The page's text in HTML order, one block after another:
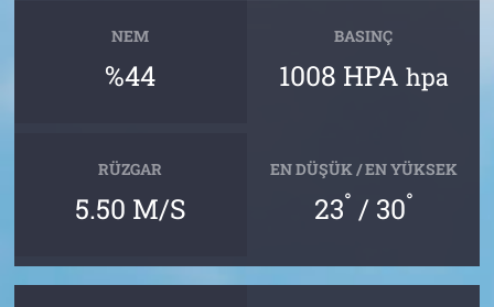
NEM
%44
BASINÇ
1008 HPA hpa
RÜZGAR
5.50 M/S
EN DÜŞÜK / EN YÜKSEK
23° / 30°